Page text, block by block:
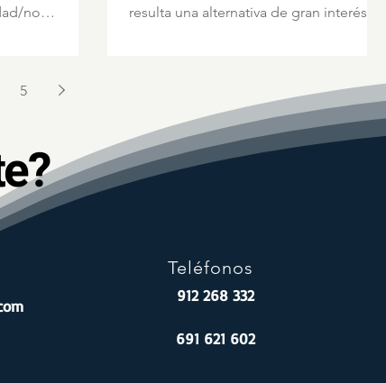
Teléfonos
912 268 332
691 621 602
no
resulta una alternativa de gran interés.
5